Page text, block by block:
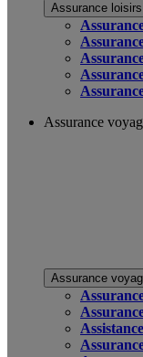
Assurance
Assurance
Assurance